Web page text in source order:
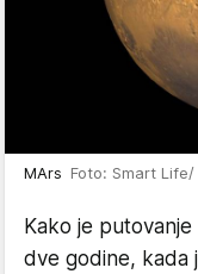
MArs Foto: Smart Life/
Kako je putovanje
dve godine, kada